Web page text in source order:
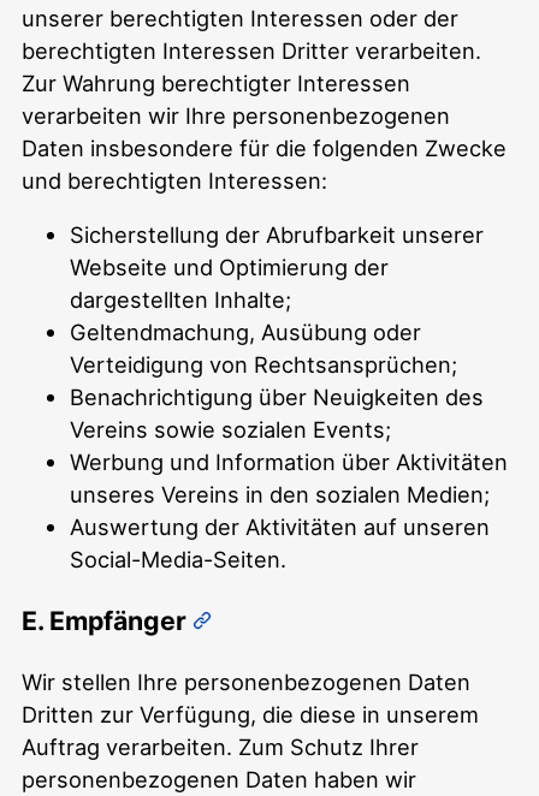
unserer berechtigten Interessen oder der
berechtigten Interessen Dritter verarbeiten.
Zur Wahrung berechtigter Interessen
verarbeiten wir Ihre personenbezogenen
Daten insbesondere für die folgenden Zwecke
und berechtigten Interessen:
Sicherstellung der Abrufbarkeit unserer
Webseite und Optimierung der
dargestellten Inhalte;
Geltendmachung, Ausübung oder
Verteidigung von Rechtsansprüchen;
Benachrichtigung über Neuigkeiten des
Vereins sowie sozialen Events;
Werbung und Information über Aktivitäten
unseres Vereins in den sozialen Medien;
Auswertung der Aktivitäten auf unseren
Social-Media-Seiten.
E. Empfänger
Wir stellen Ihre personenbezogenen Daten
Dritten zur Verfügung, die diese in unserem
Auftrag verarbeiten. Zum Schutz Ihrer
personenbezogenen Daten haben wir